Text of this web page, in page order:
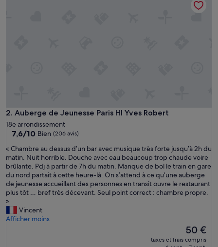
2. Auberge de Jeunesse Paris HI Yves Robert
Auberge de Jeunesse Paris HI Yves Robert
18e arrondissement
7.6
10,
Bien,
(206 avis)
7,6/10 Bien (206 avis)
«
C
h
a
m
b
r
a
« Chambre au dessus d’un bar avec musique très forte jusqu’à 2h du
matin. Nuit horrible. Douche avec eau beaucoup trop chaude voire
brûlante. Pdj à partir de 7h du matin. Manque de bol le train en gare
du nord partait à cette heure-là. On s’attend à ce qu’une auberge
de jeunesse accueillant des personnes en transit ouvre le restaurant
plus tôt … bref très décevant. Seul point correct : chambre propre.
»
Vincent
Afficher moins
Le
nouveau
50 €
taxes et frais compris